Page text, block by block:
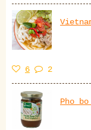
6 2
Pho